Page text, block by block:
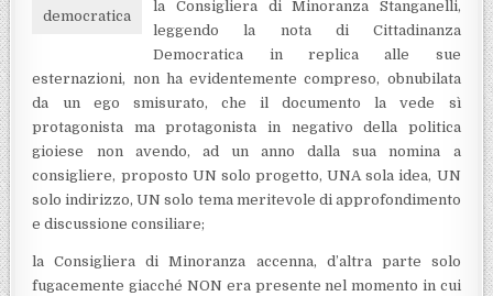
democratica
la Consigliera di Minoranza Stanganelli,
leggendo la nota di Cittadinanza
Democratica in replica alle sue
esternazioni, non ha evidentemente compreso, obnubilata
da un ego smisurato, che il documento la vede sì
protagonista ma protagonista in negativo della politica
gioiese non avendo, ad un anno dalla sua nomina a
consigliere, proposto UN solo progetto, UNA sola idea, UN
solo indirizzo, UN solo tema meritevole di approfondimento
e discussione consiliare;
la Consigliera di Minoranza accenna, d’altra parte solo
fugacemente giacché NON era presente nel momento in cui